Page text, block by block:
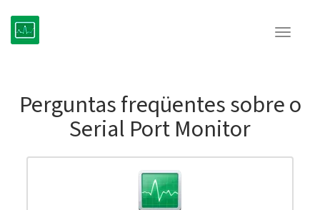
Toggle
Perguntas freqüentes sobre o
Serial Port Monitor